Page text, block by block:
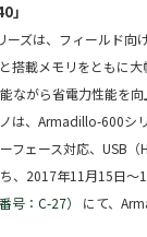
」
ズは、フィールド向
搭載メモリをともに
ながら省電力性能を
は、Armadillo-600
フェース対応、USB
、2017年11月15日
号：C-27）
にて、